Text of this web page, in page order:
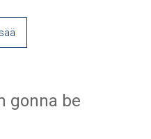
gonna be